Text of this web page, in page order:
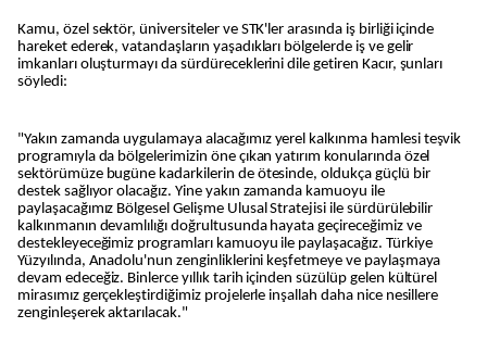
Kamu, özel sektör, üniversiteler ve STK'ler arasında iş birliği içinde
hareket ederek, vatandaşların yaşadıkları bölgelerde iş ve gelir
imkanları oluşturmayı da sürdüreceklerini dile getiren Kacır, şunları
söyledi:
"Yakın zamanda uygulamaya alacağımız yerel kalkınma hamlesi teşvik
programıyla da bölgelerimizin öne çıkan yatırım konularında özel
sektörümüze bugüne kadarkilerin de ötesinde, oldukça güçlü bir
destek sağlıyor olacağız. Yine yakın zamanda kamuoyu ile
paylaşacağımız Bölgesel Gelişme Ulusal Stratejisi ile sürdürülebilir
kalkınmanın devamlılığı doğrultusunda hayata geçireceğimiz ve
destekleyeceğimiz programları kamuoyu ile paylaşacağız. Türkiye
Yüzyılında, Anadolu'nun zenginliklerini keşfetmeye ve paylaşmaya
devam edeceğiz. Binlerce yıllık tarih içinden süzülüp gelen kültürel
mirasımız gerçekleştirdiğimiz projelerle inşallah daha nice nesillere
zenginleşerek aktarılacak."